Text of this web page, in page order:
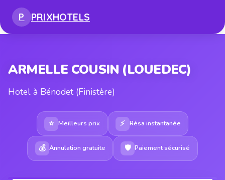
P PRIXHOTELS
ARMELLE COUSIN (LOUEDEC)
Hotel à Bénodet (Finistère)
⭐ Meilleurs prix ⚡ Résa instantanée
💰 Annulation gratuite 🛡 Paiement sécurisé